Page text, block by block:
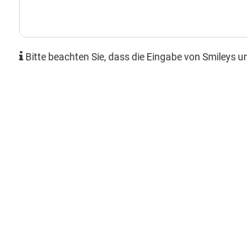
Bitte beachten Sie, dass die Eingabe von Smileys